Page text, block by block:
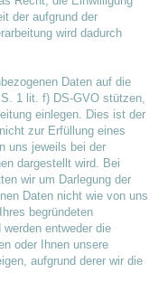
der aufgrund der
wird dadurch
Daten auf die
1 lit. f) DS-GVO stützen,
einlegen. Dies ist der
zur Erfüllung eines
uns jeweils bei der
dargestellt wird. Bei
wir um Darlegung der
Daten nicht wie von uns
begründeten
entweder die
oder Ihnen unsere
aufgrund derer wir die